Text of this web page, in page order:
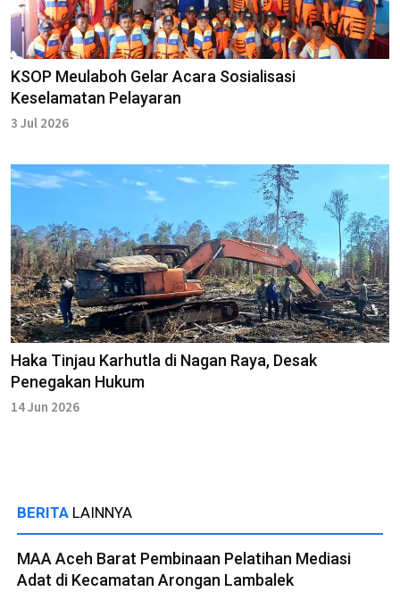
KSOP Meulaboh Gelar Acara Sosialisasi
Keselamatan Pelayaran
3 Jul 2026
Haka Tinjau Karhutla di Nagan Raya, Desak
Penegakan Hukum
14 Jun 2026
BERITA LAINNYA
MAA Aceh Barat Pembinaan Pelatihan Mediasi
Adat di Kecamatan Arongan Lambalek